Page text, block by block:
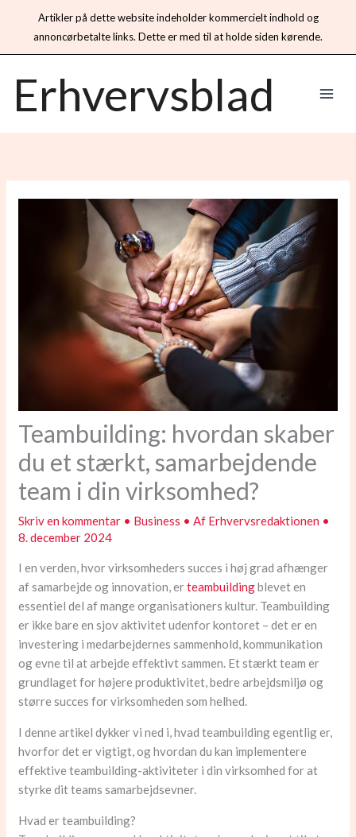
Artikler på dette website indeholder kommercielt indhold og
annoncørbetalte links. Dette er med til at holde siden kørende.
indholdet
Erhvervsblad
Teambuilding: hvordan skaber
du et stærkt, samarbejdende
team i din virksomhed?
Skriv en kommentar • Business • Af Erhvervsredaktionen •
8. december 2024
I en verden, hvor virksomheders succes i høj grad afhænger
af samarbejde og innovation, erteambuildingblevet en
essentiel del af mange organisationers kultur. Teambuilding
er ikke bare en sjov aktivitet udenfor kontoret – det er en
investering i medarbejdernes sammenhold, kommunikation
og evne til at arbejde effektivt sammen. Et stærkt team er
grundlaget for højere produktivitet, bedre arbejdsmiljø og
større succes for virksomheden som helhed.
I denne artikel dykker vi ned i, hvad teambuilding egentlig er,
hvorfor det er vigtigt, og hvordan du kan implementere
effektive teambuilding-aktiviteter i din virksomhed for at
styrke dit teams samarbejdsevner.
Hvad er teambuilding?